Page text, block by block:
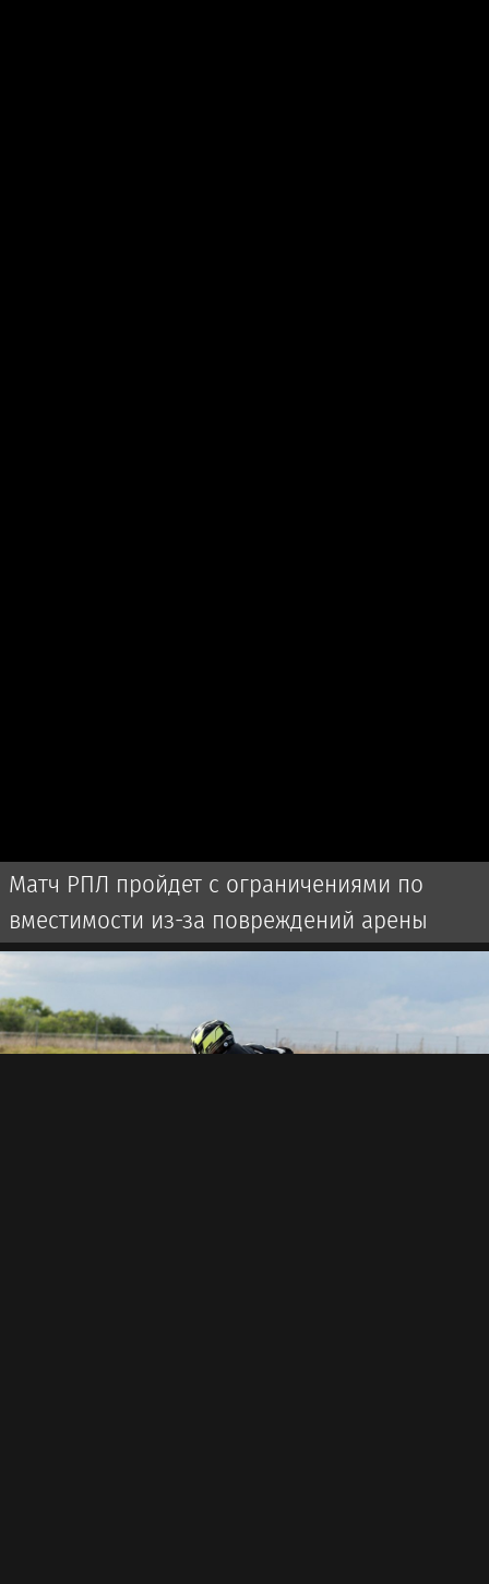
Матч РПЛ пройдет с ограничениями по
вместимости из-за повреждений арены